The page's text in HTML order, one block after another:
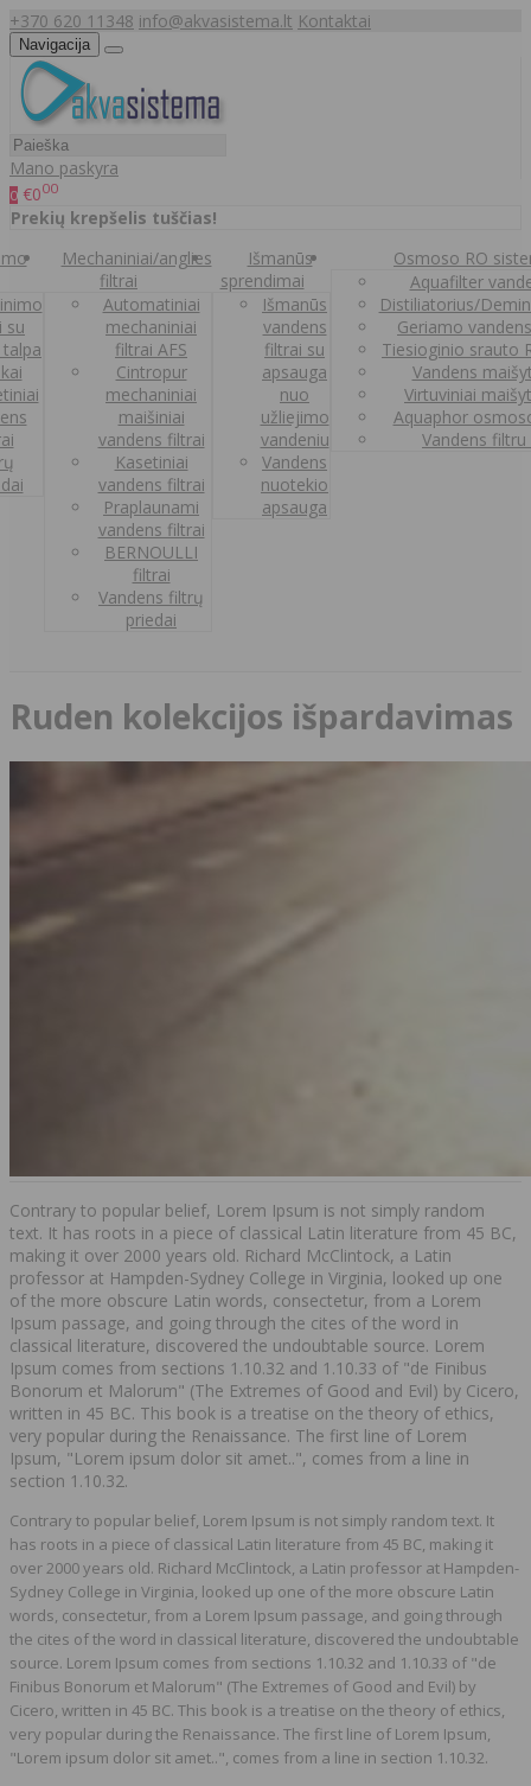
+370 620 11348 info@akvasistema.lt Kontaktai
Navigacija
Mano paskyra
0 €000
Prekių krepšelis tuščias!
su
Mechaniniai/anglies
filtrai
Automatiniai
mechaniniai
filtrai AFS
Cintropur
mechaniniai
maišiniai
vandens filtrai
Kasetiniai
vandens filtrai
Praplaunami
vandens filtrai
BERNOULLI
filtrai
Vandens filtrų
priedai
Išmanūs
sprendimai
Išmanūs
vandens
filtrai su
apsauga
nuo
užliejimo
vandeniu
Vandens
nuotekio
apsauga
Osmoso RO
Aquafilter
Distiliatorius/
Geriamo
Tiesioginio srauto
Vandens
Virtuviniai
Aquaphor
Vandens filtru
Ruden kolekcijos išpardavimas
Contrary to popular belief, Lorem Ipsum is not simply random
text. It has roots in a piece of classical Latin literature from 45 BC,
making it over 2000 years old. Richard McClintock, a Latin
professor at Hampden-Sydney College in Virginia, looked up one
of the more obscure Latin words, consectetur, from a Lorem
Ipsum passage, and going through the cites of the word in
classical literature, discovered the undoubtable source. Lorem
Ipsum comes from sections 1.10.32 and 1.10.33 of "de Finibus
Bonorum et Malorum" (The Extremes of Good and Evil) by Cicero,
written in 45 BC. This book is a treatise on the theory of ethics,
very popular during the Renaissance. The first line of Lorem
Ipsum, "Lorem ipsum dolor sit amet..", comes from a line in
section 1.10.32.
Contrary to popular belief, Lorem Ipsum is not simply random text. It
has roots in a piece of classical Latin literature from 45 BC, making it
over 2000 years old. Richard McClintock, a Latin professor at Hampden-
Sydney College in Virginia, looked up one of the more obscure Latin
words, consectetur, from a Lorem Ipsum passage, and going through
the cites of the word in classical literature, discovered the undoubtable
source. Lorem Ipsum comes from sections 1.10.32 and 1.10.33 of "de
Finibus Bonorum et Malorum" (The Extremes of Good and Evil) by
Cicero, written in 45 BC. This book is a treatise on the theory of ethics,
very popular during the Renaissance. The first line of Lorem Ipsum,
"Lorem ipsum dolor sit amet..", comes from a line in section 1.10.32.